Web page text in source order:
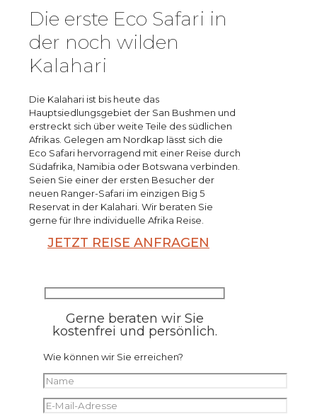
Die erste Eco Safari in
der noch wilden
Kalahari
Die Kalahari ist bis heute das
Hauptsiedlungsgebiet der San Bushmen und
erstreckt sich über weite Teile des südlichen
Afrikas. Gelegen am Nordkap lässt sich die
Eco Safari hervorragend mit einer Reise durch
Südafrika, Namibia oder Botswana verbinden.
Seien Sie einer der ersten Besucher der
neuen Ranger-Safari im einzigen Big 5
Reservat in der Kalahari. Wir beraten Sie
gerne für Ihre individuelle Afrika Reise.
JETZT REISE ANFRAGEN
Gerne beraten wir Sie
kostenfrei und persönlich.
Wie können wir Sie erreichen?